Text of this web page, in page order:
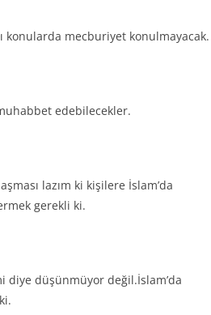
konularda mecburiyet konulmayacak.
edebilecekler.
lazım ki kişilere İslam’da
gerekli ki.
diye düşünmüyor değil.İslam’da